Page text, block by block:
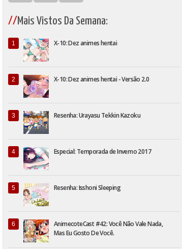
Mais Vistos Da Semana:
X-10: Dez animes hentai
X-10: Dez animes hentai - Versão 2.0
Resenha: Urayasu Tekkin Kazoku
Especial: Temporada de Inverno 2017
Resenha: Isshoni Sleeping
AnimecoteCast #42: Você Não Vale Nada,
Mas Eu Gosto De Você.